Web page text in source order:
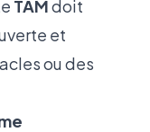
TAMdoit
et
ou des